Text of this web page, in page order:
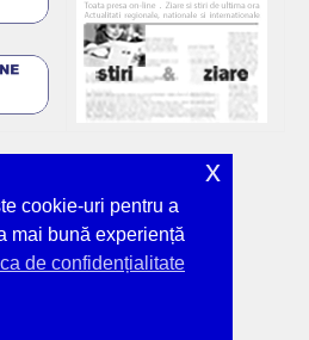
cookie-uri pentru a
mai bună experiență
de confidențialitate
x